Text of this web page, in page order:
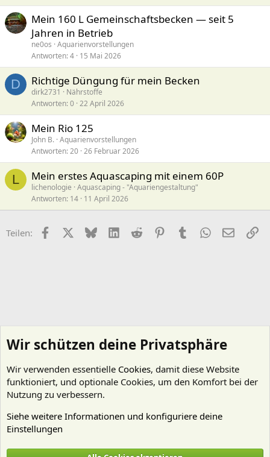
Mein 160 L Gemeinschaftsbecken — seit 5
Jahren in Betrieb
ne0os Aquarienvorstellungen
Antworten 4 15 Mai 2026
D Richtige Düngung für mein Becken
dirk2731
Nährstoffe
Antworten 0 22 April 2026
Mein Rio 125
John B. Aquarienvorstellungen
Antworten 20 26 Februar 2026
L Mein erstes Aquascaping mit einem 60P
lichenologie Aquascaping - "Aquariengestaltung"
Antworten 14 11 April 2026
Teilen: FacebookX (Twitter)
BlueskyLinkedIn
Reddit PinterestTumblr WhatsApp
E-Mail
Wir schützen deine Privatsphäre
Wir verwenden essentielle Cookies, damit diese Website
funktioniert, und optionale Cookies, um den Komfort bei der
Nutzung zu verbessern.
Siehe weitere Informationen und konfiguriere deine
Einstellungen